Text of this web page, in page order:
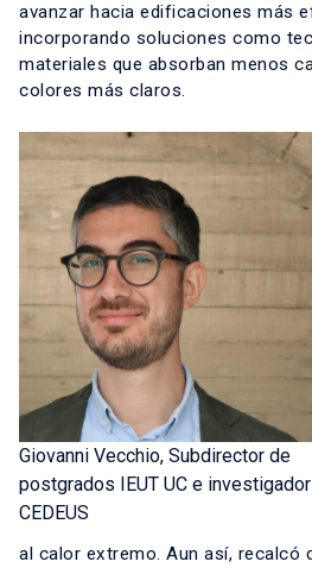
avanzar hacia edificaciones más
incorporando soluciones como
materiales que absorban menos
colores más claros.
Giovanni Vecchio, Subdirector de
postgrados IEUT UC e investigador
CEDEUS
al calor extremo. Aun así, recalcó